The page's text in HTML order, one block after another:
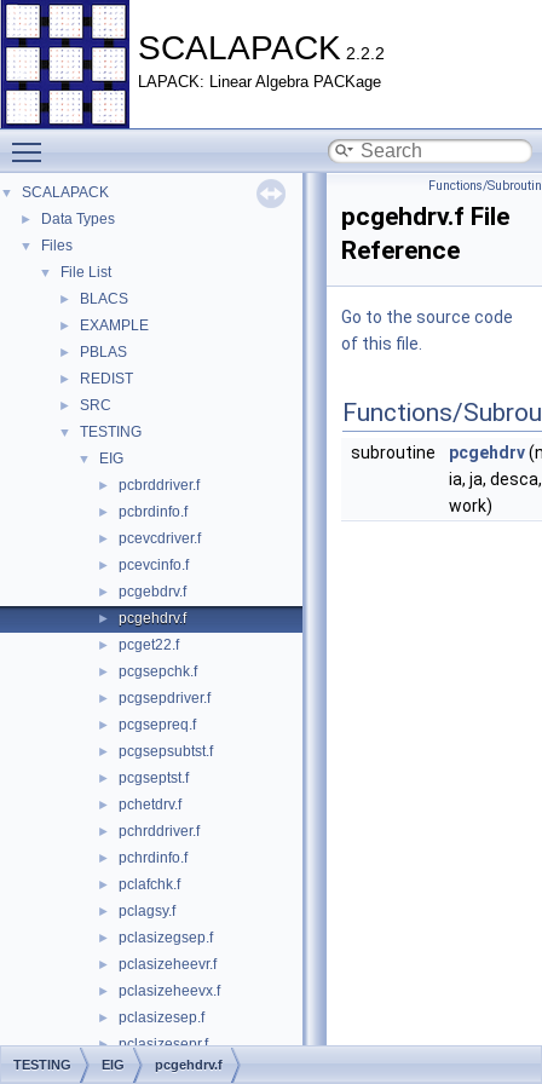
SCALAPACK 2.2.2
LAPACK: Linear Algebra PACKage
▼ SCALAPACK
► Data Types
▼ Files
▼ File List
► BLACS
► EXAMPLE
► PBLAS
► REDIST
► SRC
▼ TESTING
▼ EIG
► pcbrddriver.f
► pcbrdinfo.f
► pcevcdriver.f
► pcevcinfo.f
► pcgebdrv.f
► pcgehdrv.f
► pcget22.f
► pcgsepchk.f
► pcgsepdriver.f
► pcgsepreq.f
► pcgsepsubtst.f
► pcgseptst.f
► pchetdrv.f
► pchrddriver.f
► pchrdinfo.f
► pclafchk.f
► pclagsy.f
► pclasizegsep.f
► pclasizeheevr.f
► pclasizeheevx.f
► pclasizesep.f
► pclasizesepr.f
► pclatms.f
Functions/
pcgehdrv.f File
Reference
Go to the source code
of this file.
Functions/
subroutine pcgehdrv
ia, ja,
work)
TESTING EIG pcgehdrv.f